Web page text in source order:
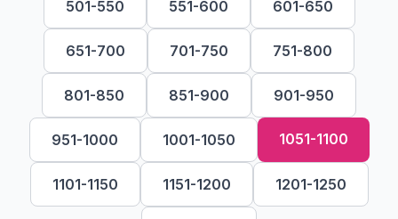
501-550 551-600 601-650
651-700 701-750 751-800
801-850 851-900 901-950
951-1000 1001-1050 1051-1100
1101-1150 1151-1200 1201-1250